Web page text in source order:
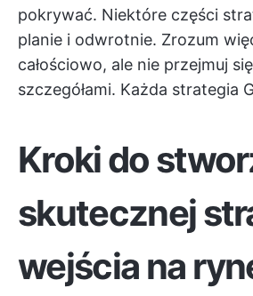
pokrywać. Niektóre części
planie i odwrotnie. Zrozum
całościowo, ale nie przejmuj
szczegółami. Każda strategia
Kroki do
skutecznej
wejścia na